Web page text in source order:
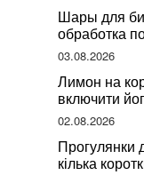
Шары для
обработка
динамику
03.08.2026
Лимон на
включити
02.08.2026
Прогулянки
кілька